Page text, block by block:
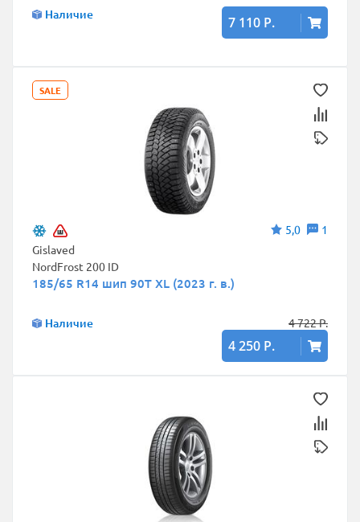
Наличие 7 110 Р.
SALE
5,0
1
Gislaved
NordFrost 200 ID
185/65 R14 шип 90T XL (2023 г. в.)
Наличие 4 722 Р.
4 250 Р.